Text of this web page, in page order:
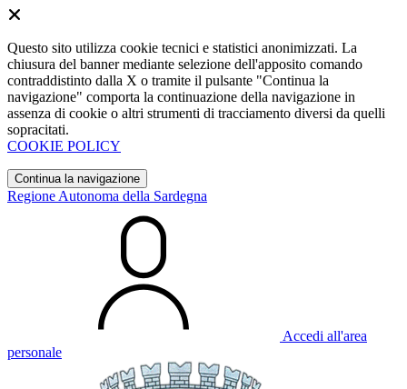
Questo sito utilizza cookie tecnici e statistici anonimizzati. La
chiusura del banner mediante selezione dell'apposito comando
contraddistinto dalla X o tramite il pulsante "Continua la
navigazione" comporta la continuazione della navigazione in
assenza di cookie o altri strumenti di tracciamento diversi da quelli
sopracitati.
COOKIE POLICY
Continua la navigazione
Regione Autonoma della Sardegna
Accedi all'area
personale